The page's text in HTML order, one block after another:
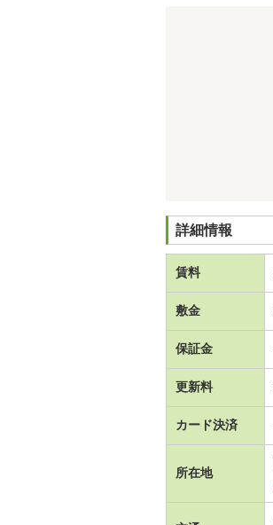
詳細情報
賃料
敷金
保証金
更新料
カード決済
所在地